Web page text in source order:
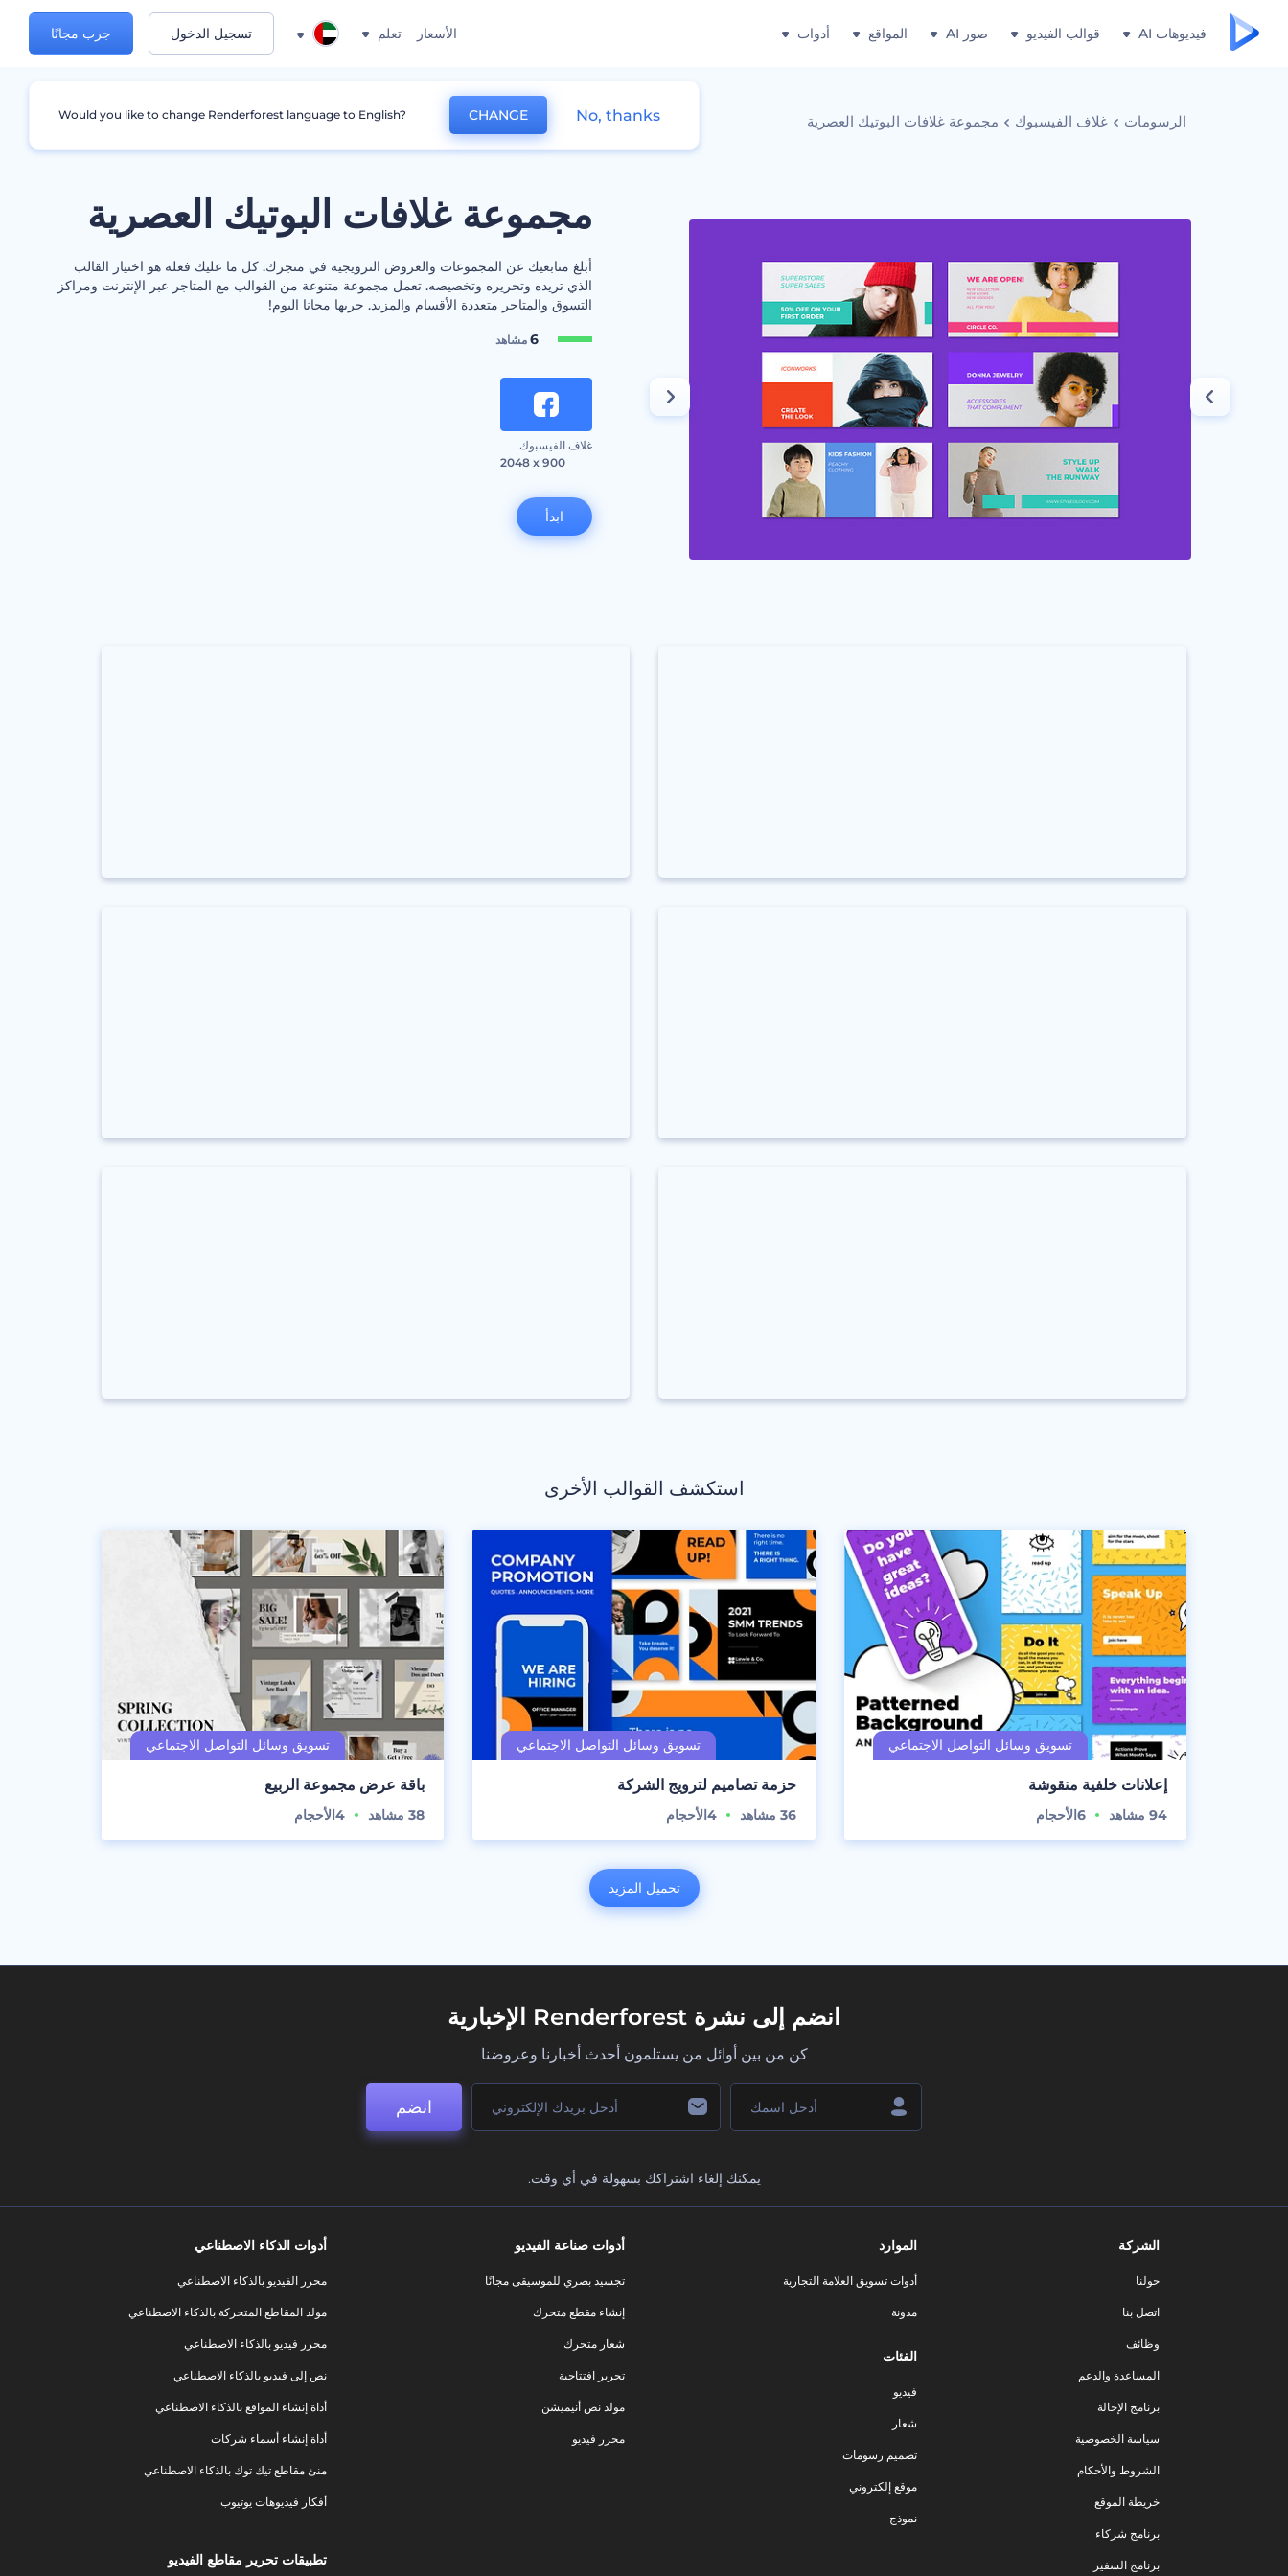
فيديوهات AI قوالب الفيديو صور AI المواقع أدوات الأسعار تعلم تسجيل الدخول جرب مجانًا
الرسومات غلاف الفيسبوك مجموعة غلافات البوتيك العصرية
مجموعة غلافات البوتيك العصرية
أبلغ متابعيك عن المجموعات والعروض الترويجية في متجرك. كل ما عليك فعله هو اختيار القالب
الذي تريده وتحريره وتخصيصه. تعمل مجموعة متنوعة من القوالب مع المتاجر عبر الإنترنت ومراكز
التسوق والمتاجر متعددة الأقسام والمزيد. جربها مجانا اليوم!
6مشاهد
غلاف الفيسبوك
2048 x 900
ابدأ
استكشف القوالب الأخرى
إعلانات خلفية منقوشة
94 مشاهد 6الأحجام
حزمة تصاميم لترويج الشركة
36 مشاهد 4الأحجام
باقة عرض مجموعة الربيع
38مشاهد 4الأحجام
تحميل المزيد
انضم إلى نشرة Renderforest الإخبارية
كن من بين أوائل من يستلمون أحدث أخبارنا وعروضنا
انضم
يمكنك إلغاء اشتراكك بسهولة في أي وقت.
الشركة
حولنا
اتصل بنا
وظائف
المساعدة والدعم
برنامج الإحالة
سياسة الخصوصية
الشروط والأحكام
خريطة الموقع
برنامج شركاء
برنامج السفير
الموارد
أدوات تسويق العلامة التجارية
مدونة
الفئات
فيديو
شعار
تصميم رسومات
موقع إلكتروني
نموذج
أدوات صناعة الفيديو
تجسيد بصري للموسيقى مجانًا
إنشاء مقطع متحرك
شعار متحرك
تحرير افتتاحية
مولد نص أنيميشن
محرر فيديو
أدوات الذكاء الاصطناعي
محرر الفيديو بالذكاء الاصطناعي
مولد المقاطع المتحركة بالذكاء الاصطناعي
محرر فيديو بالذكاء الاصطناعي
نص إلى فيديو بالذكاء الاصطناعي
أداة إنشاء المواقع بالذكاء الاصطناعي
أداة إنشاء أسماء شركات
منئ مقاطع تيك توك بالذكاء الاصطناعي
أفكار فيديوهات يوتيوب
تطبيقات تحرير مقاطع الفيديو
Would you like to change Renderforest language to English? CHANGE No, thanks